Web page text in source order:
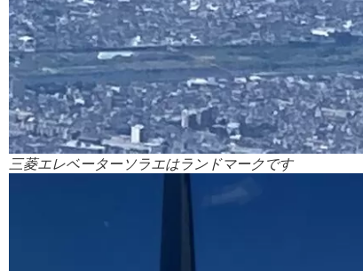
三菱エレベーターソラエはランドマークです